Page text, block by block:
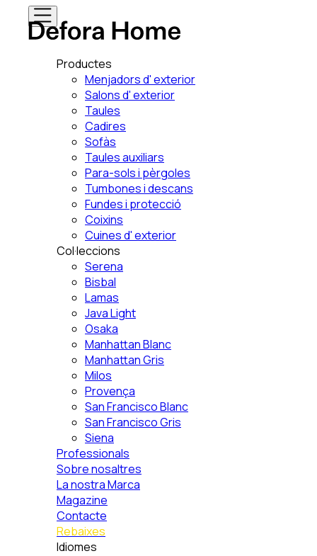
Productes
Menjadors d' exterior
Salons d' exterior
Taules
Cadires
Sofàs
Taules auxiliars
Para-sols i pèrgoles
Tumbones i descans
Fundes i protecció
Coixins
Cuines d' exterior
Col·leccions
Serena
Bisbal
Lamas
Java Light
Osaka
Manhattan Blanc
Manhattan Gris
Milos
Provença
San Francisco Blanc
San Francisco Gris
Siena
Professionals
Sobre nosaltres
La nostra Marca
Magazine
Contacte
Rebaixes
Idiomes